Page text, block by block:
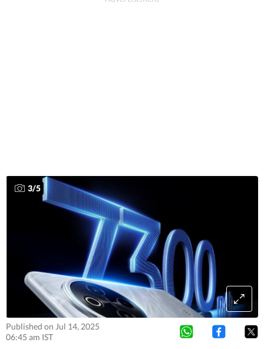
3/5
Published on Jul 14, 2025
06:45 am IST